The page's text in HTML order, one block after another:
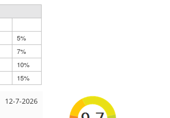
5%
7%
10%
15%
12-7-2026 Nell uit Beuningen